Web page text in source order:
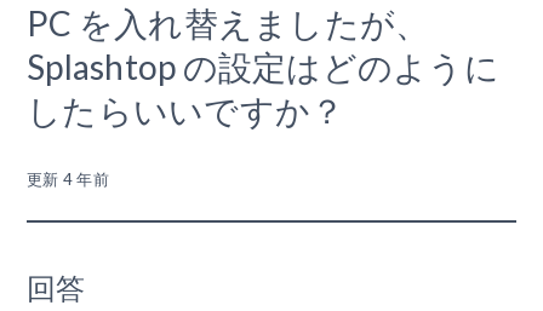
PC を入れ替えましたが、
Splashtop の設定はどのように
したらいいですか？
更新 4 年前
回答